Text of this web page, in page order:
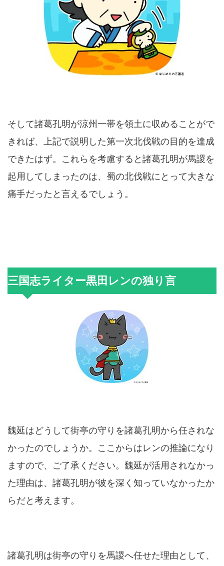
そして諸葛孔明が涼州一帯を領土に収めることがで
きれば、上記で説明した第一次北伐戦の目的を達成
できたはず。これらを考慮すると諸葛孔明が馬謖を
起用してしまったのは、蜀の北伐戦にとって大きな
痛手だったと言えるでしょう。
三国志ライター黒田レンの独り言
魏延はどうして街亭の守りを諸葛孔明から任されな
かったのでしょうか。ここからはレンの推論になり
ますので、ご了承ください。魏延が活用されなかっ
た理由は、諸葛孔明が彼を深く知っていなかったか
らだと考えます。
諸葛孔明は街亭の守りを馬謖へ任せた理由として、